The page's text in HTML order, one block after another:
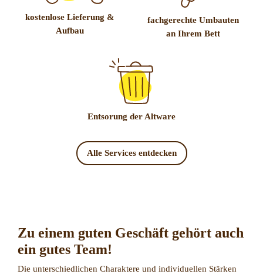
kostenlose Lieferung &
Aufbau
fachgerechte Umbauten
an Ihrem Bett
Entsorung der Altware
Alle Services entdecken
Zu einem guten Geschäft gehört auch
ein gutes Team!
Die unterschiedlichen Charaktere und individuellen Stärken